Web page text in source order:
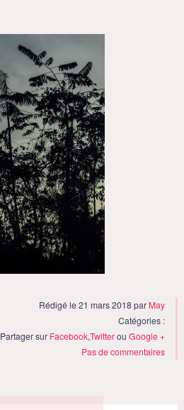
Rédigé le 21 mars 2018 par May
Catégories :
Partager sur Facebook,TwitterouGoogle +
Pas de commentaires